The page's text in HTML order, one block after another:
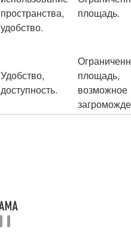
пространства,
удобство.
площадь.
Удобство,
доступность.
площадь,
возможное